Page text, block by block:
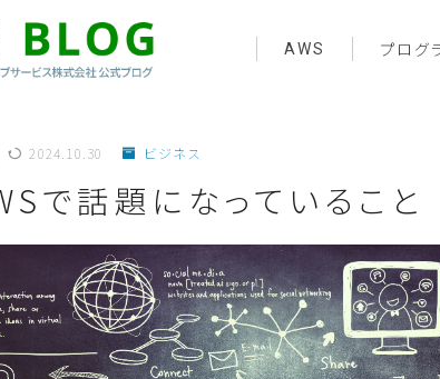
AWS プログ
2024.10.30 ビジネス
で話題になっていること